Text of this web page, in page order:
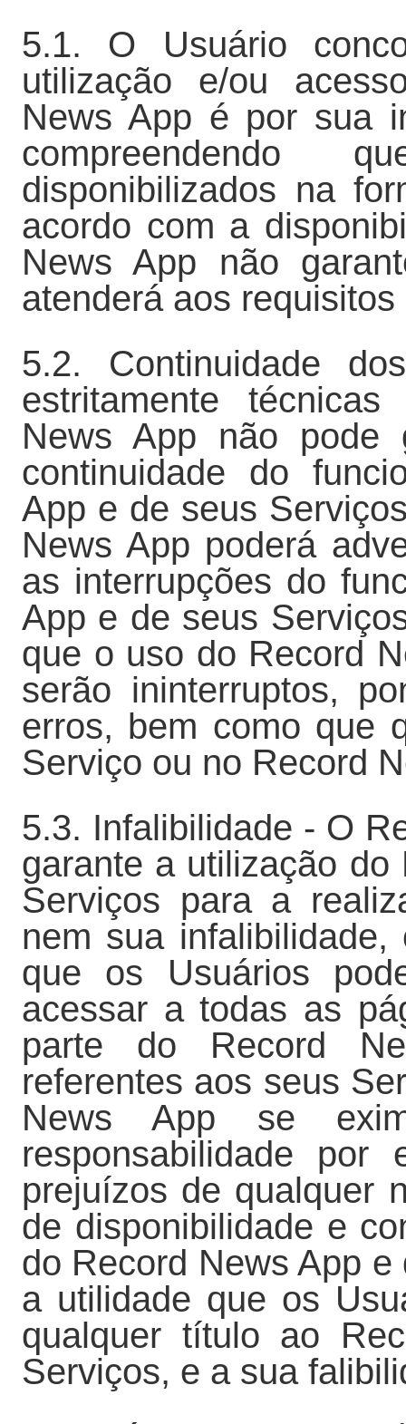
5.1. O Usuário
utilização e/ou
News App é por sua
disponibilizados na
acordo com a
News App não
atenderá aos
5.2. Continuidade
estritamente
News App não pode
continuidade do
App e de seus
News App poderá
as interrupções do
App e de seus
que o uso do Record
serão ininterruptos,
erros, bem como que
Serviço ou no Record
5.3. Infalibilidade - O
garante a utilização
Serviços para a
nem sua
que os Usuários
acessar a todas as
parte do Record
referentes aos seus
News App se
responsabilidade por
prejuízos de qualquer
de disponibilidade e
do Record News App
a utilidade que os
qualquer título ao
Serviços, e a sua